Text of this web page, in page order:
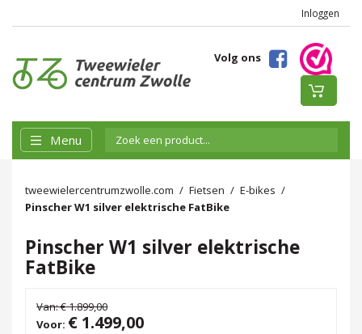
Inloggen
Volg ons
Menu
tweewielercentrumzwolle.com Fietsen
E-bikes
Pinscher W1 silver elektrische FatBike
Pinscher W1 silver elektrische
FatBike
Van:€ 1.899,00
Voor: € 1.499,00